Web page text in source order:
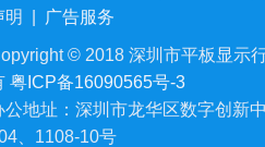
明
广告服务
© 2018 深圳市平板显示
粤ICP备16090565号-3
公地址：深圳市龙华区数字创新
、1108-10号